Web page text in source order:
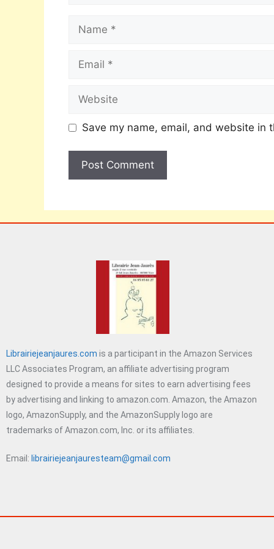
Save my name, email, and website in
Librairiejeanjaures.com is a participant in the Amazon Services
LLC Associates Program, an affiliate advertising program
designed to provide a means for sites to earn advertising fees
by advertising and linking to amazon.com. Amazon, the Amazon
logo, AmazonSupply, and the AmazonSupply logo are
trademarks of Amazon.com, Inc. or its affiliates.
Email: librairiejeanjauresteam@gmail.com